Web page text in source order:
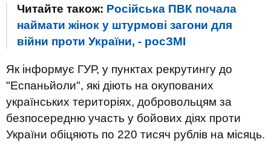
Читайте також: Російська ПВК почала
наймати жінок у штурмові загони для
війни проти України, - росЗМІ
Як інформує ГУР, у пунктах рекрутингу до
"Еспаньйоли", які діють на окупованих
українських територіях, добровольцям за
безпосередню участь у бойових діях проти
України обіцяють по 220 тисяч рублів на місяць.